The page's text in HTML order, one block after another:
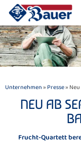
Unternehmen» Presse»
NEU AB
Frucht-Quartett